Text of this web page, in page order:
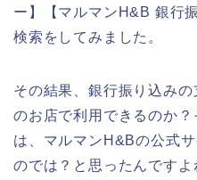
ー】【マルマンH&B 銀行
検索をしてみました。
その結果、銀行振り込み
のお店で利用できるのか
は、マルマンH&Bの公式
のでは？と思ったんですよ